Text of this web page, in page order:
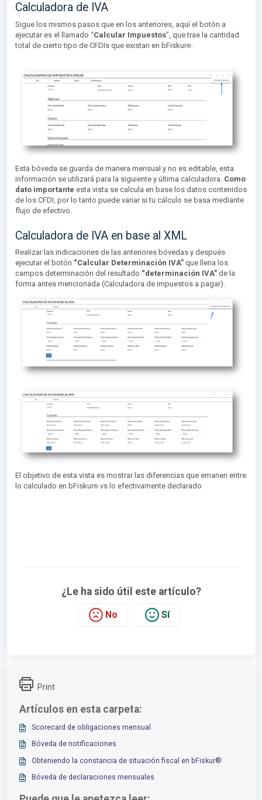
Calculadora de IVA
Sigue los mismos pasos que en los anteriores, aquí el botón a
ejecutar es el llamado “Calcular Impuestos”, que trae la cantidad
total de cierto tipo de CFDIs que existan en bFiskur®︎.
Esta bóveda se guarda de manera mensual y no es editable, esta
información se utilizará para la siguiente y última calculadora. Como
dato importante esta vista se calcula en base los datos contenidos
de los CFDI, por lo tanto puede variar si tu cálculo se basa mediante
flujo de efectivo.
Calculadora de IVA en base al XML
Realizar las indicaciones de las anteriores bóvedas y después
ejecutar el botón “Calcular Determinación IVA”que llena los
campos determinación del resultado “determinación IVA”de la
forma antes mencionada (Calculadora de impuestos a pagar).
El objetivo de esta vista es mostrar las diferencias que emanen entre
lo calculado en bFiskur®︎vs lo efectivamente declarado
¿Le ha sido útil este artículo?
No Sí
Print
Artículos en esta carpeta:
Scorecard de obligaciones mensual
Bóveda de notificaciones
Obteniendo la constancia de situación fiscal en bFiskur®
Bóveda de declaraciones mensuales